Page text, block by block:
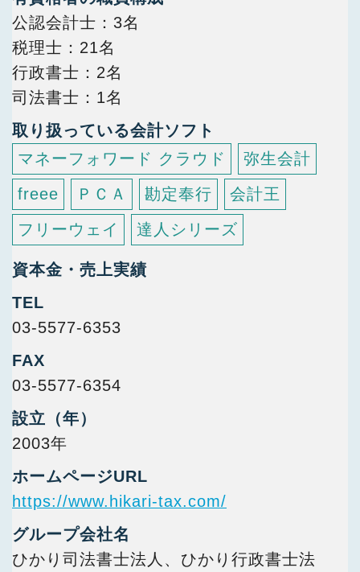
公認会計士
3名
税理士
21名
行政書士
2名
司法書士
1名
取り扱っている会計ソフト
マネーフォワード クラウド
弥生会計
freee
ＰＣＡ 勘定奉行
会計王
フリーウェイ
達人シリーズ
資本金・売上実績
TEL
03-5577-6353
FAX
03-5577-6354
設立（年）
2003年
ホームページURL
https://www.hikari-tax.com/
グループ会社名
ひかり司法書士法人、ひかり行政書士法